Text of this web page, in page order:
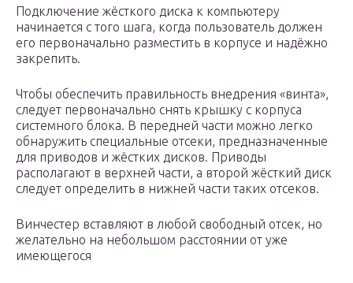
Подключение жёсткого диска к компьютеру
начинается с того шага, когда пользователь должен
его первоначально разместить в корпусе и надёжно
закрепить.
Чтобы обеспечить правильность внедрения «винта»,
следует первоначально снять крышку с корпуса
системного блока. В передней части можно легко
обнаружить специальные отсеки, предназначенные
для приводов и жёстких дисков. Приводы
располагают в верхней части, а второй жёсткий диск
следует определить в нижней части таких отсеков.
Винчестер вставляют в любой свободный отсек, но
желательно на небольшом расстоянии от уже
имеющегося